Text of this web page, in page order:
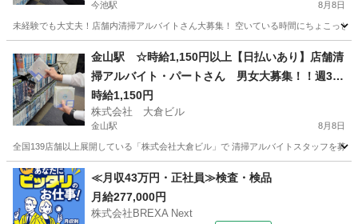
今池駅 8月8日
未経験でも大丈夫！店舗内清掃アルバイトさん大募集！ 空いている時間にちょこっ
今池駅 清掃 フリーダイヤル
金山駅 ☆時給1,150円以上【日払いあり】店舗清
掃アルバイト・パートさん 男女大募集！！週3日
以上1日4時間以上出来る方 簡単な内容のお掃除
なので初めてでも安心！
時給1,150円
株式会社 大倉ビル
金山駅 8月8日
全国139店舗以上展開している「株式会社大倉ビル」で 清掃アルバイトスタッフを募
愛知 名古屋市 金山駅 清掃
≪月収43万円・正社員≫検査・検品
月給277,000円
株式会社BREXA Next